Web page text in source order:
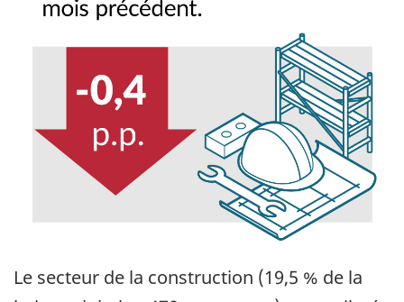
Le secteur de la construction (19,5 % de la